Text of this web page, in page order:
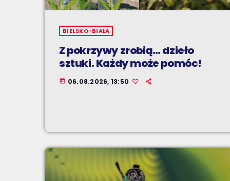
BIELSKO-BIAŁA
Z pokrzywy zrobią… dzieło
sztuki. Każdy może pomóc!
today 06.08.2026, 13:50